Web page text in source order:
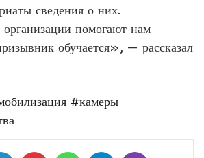
сведения о них.
организации помогают нам
обучается», — рассказал
#камеры
LinkedIn Pinterest WhatsAppTelegram